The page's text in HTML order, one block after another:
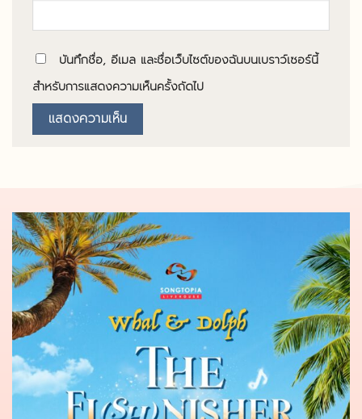
บันทึกชื่อ, อีเมล และชื่อเว็บไซต์ของฉันบนเบราว์เซอร์นี้
สำหรับการแสดงความเห็นครั้งถัดไป